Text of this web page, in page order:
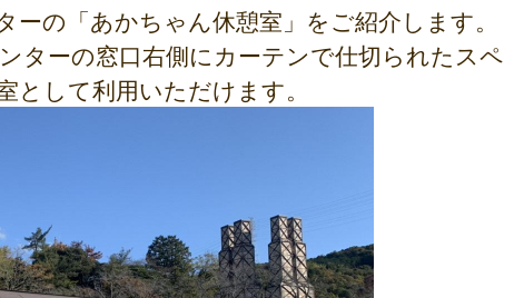
の「あかちゃん休憩室」をご紹介します。
ターの窓口右側にカーテンで仕切られたスペ
して利用いただけます。